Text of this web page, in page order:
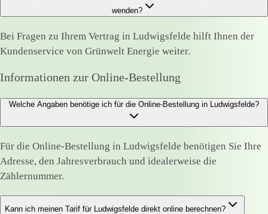
wenden?
Bei Fragen zu Ihrem Vertrag in Ludwigsfelde hilft Ihnen der
Kundenservice von Grünwelt Energie weiter.
Informationen zur Online-Bestellung
Welche Angaben benötige ich für die Online-Bestellung in Ludwigsfelde?
Für die Online-Bestellung in Ludwigsfelde benötigen Sie Ihre
Adresse, den Jahresverbrauch und idealerweise die
Zählernummer.
Kann ich meinen Tarif für Ludwigsfelde direkt online berechnen?